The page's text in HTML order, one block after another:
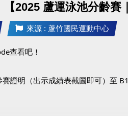
2025 蘆運泳池分齡賽
來源 : 蘆竹國民運動中心
查看吧！
證明（出示成績表截圖即可）至